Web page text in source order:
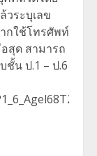
วระบุเลข
กใช้โทรศัพท์
สุด สามารถ
ชั้น ป.1 – ป.6